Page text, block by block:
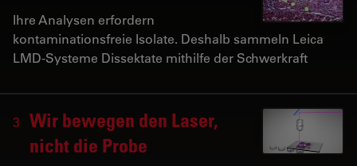
Ihre Analysen erfordern
kontaminationsfreie Isolate. Deshalb sammeln Leica
LMD-Systeme Dissektate mithilfe der Schwerkraft
3
Wir bewegen den Laser,
nicht die Probe